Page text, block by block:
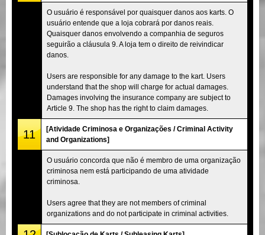
O usuário é responsável por quaisquer danos aos karts. O
usuário entende que a loja cobrará por danos reais.
Quaisquer danos envolvendo a companhia de seguros
seguirão a cláusula 9. A loja tem o direito de reivindicar
danos.
Users are responsible for any damage to the kart. Users
understand that the shop will charge for actual damages.
Damages involving the insurance company are subject to
Article 9. The shop has the right to claim damages.
11
[Atividade Criminosa e Organizações / Criminal Activity
and Organizations]
O usuário concorda que não é membro de uma organização
criminosa nem está participando de uma atividade
criminosa.
Users agree that they are not members of criminal
organizations and do not participate in criminal activities.